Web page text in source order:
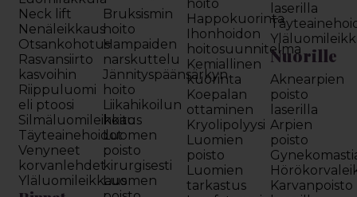
Neck lift
Nenäleikkaus
Otsankohotus
Rasvansiirto
kasvoihin
Riippuluomi
eli ptoosi
Silmäluomileikkaus
Täyteainehoidot
Venyneet
korvanlehdet
Yläluomileikkaus
Bruksismin
hoito
Hampaiden
narskuttelu
Jännityspäänsärkyn
hoito
Liikahikoilun
hoito
Luomen
poisto
kirurgisesti
Luomen
hoito
Happokuorinta
Ihonhoidon
hoitosuunnitelma
Kemiallinen
kuorinta
Koepalan
ottaminen
Kryolipolyysi
Luomien
poisto
Luomien
tarkastus
laserilla
Nuorille
Aknearpien
poisto
laserilla
Arpien
poisto
Karvanpoisto